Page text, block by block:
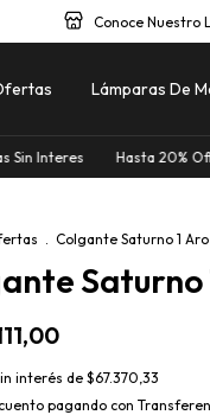
Conoce Nuestro
Lámparas De
20% Off En Productos
. Colgante Saturno 1
Saturno
interés de $67.370,33
pagando con